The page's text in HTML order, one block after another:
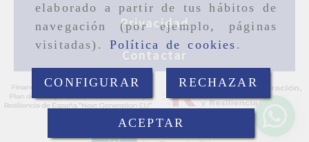
elaborado a partir de tus hábitos de
navegación (por ejemplo, páginas
visitadas). Política de cookies .
CONFIGURAR RECHAZAR
ACEPTAR
Privacidad
Contactar